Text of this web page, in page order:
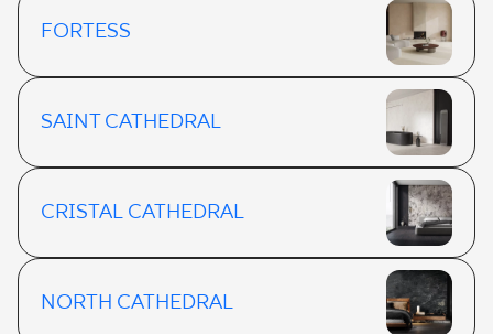
FORTESS
SAINT CATHEDRAL
CRISTAL CATHEDRAL
NORTH CATHEDRAL